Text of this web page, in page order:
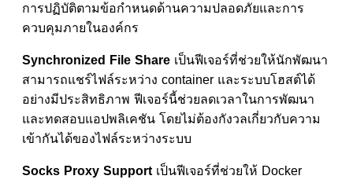
การปฏิบัติตามข้อกำหนดด้านความปลอดภัยและการ
ควบคุมภายในองค์กร
Synchronized File Share เป็นฟีเจอร์ที่ช่วยให้นักพัฒนา
สามารถแชร์ไฟล์ระหว่าง container และระบบโฮสต์ได้
อย่างมีประสิทธิภาพ ฟีเจอร์นี้ช่วยลดเวลาในการพัฒนา
และทดสอบแอปพลิเคชัน โดยไม่ต้องกังวลเกี่ยวกับความ
เข้ากันได้ของไฟล์ระหว่างระบบ
Socks Proxy Support เป็นฟีเจอร์ที่ช่วยให้ Docker